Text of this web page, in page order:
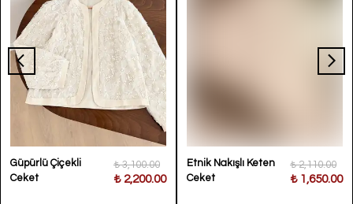
Güpürlü Çiçekli
Ceket
₺ 3,100.00
₺ 2,200.00
Etnik Nakışlı Keten
Ceket
₺ 2,110.00
₺ 1,650.00